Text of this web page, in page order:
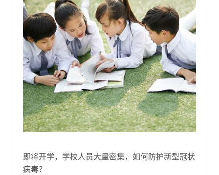
即将开学，学校人员大量密集，如何防护新型冠状
病毒？